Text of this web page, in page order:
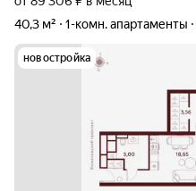
40,3 м²
1-комн. апартаменты
новостройка